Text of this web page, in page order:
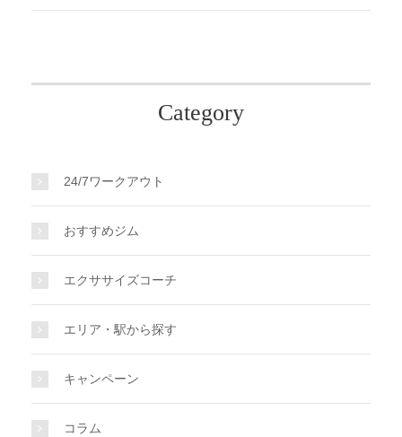
Category
24/7ワークアウト
おすすめジム
エクササイズコーチ
エリア・駅から探す
キャンペーン
コラム